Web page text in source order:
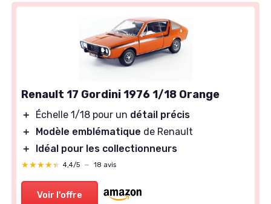
Renault 17 Gordini 1976 1/18 Orange
＋ Échelle 1/18 pour un détail précis
＋
Modèle emblématique de Renault
＋
Idéal pour les collectionneurs
★★★★★
★★★★★ 4,4/5 — 18 avis
Voir l'offre